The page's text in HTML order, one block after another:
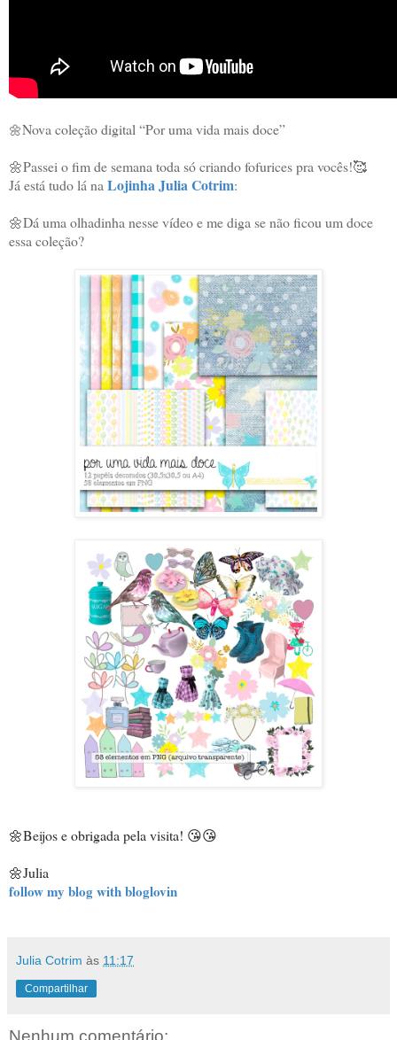
🌼Nova coleção digital “Por uma vida mais doce”
🌼Passei o fim de semana toda só criando fofurices pra vocês!🥰
Já está tudo lá na Lojinha Julia Cotrim:
🌼Dá uma olhadinha nesse vídeo e me diga se não ficou um doce
essa coleção?
🌼Beijos e obrigada pela visita! 😘😘
🌼Julia
follow my blog with bloglovin
Julia Cotrim às 11:17
Compartilhar
Nenhum comentário: